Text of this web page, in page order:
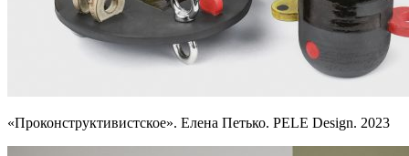
«Проконструктивистское». Елена Петько. PELE Design. 2023